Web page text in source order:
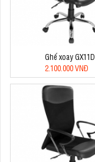
Ghế xoay GX11D
2.100.000 VNĐ